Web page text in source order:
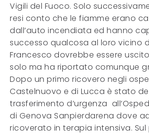
Vigili del Fuoco. Solo
resi conto che le fiamme erano
dall’auto incendiata ed hanno
successo qualcosa al loro vicino
Francesco dovrebbe essere
solo ma ha riportato comunque
Dopo un primo ricovero negli
Castelnuovo e di Lucca è stato
trasferimento d’urgenza
di Genova Sanpierdarena dove
ricoverato in terapia intensiva.